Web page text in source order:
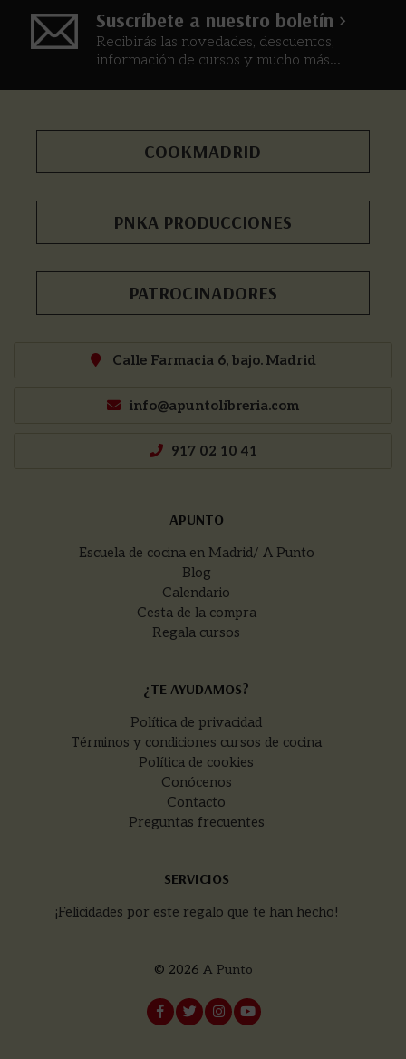
Suscríbete a nuestro boletín >
Recibirás las novedades, descuentos,
información de cursos y mucho más...
COOKMADRID
PNKA PRODUCCIONES
PATROCINADORES
Calle Farmacia 6, bajo. Madrid
info@apuntolibreria.com
917 02 10 41
APUNTO
Escuela de cocina en Madrid/ A Punto
Blog
Calendario
Cesta de la compra
Regala cursos
¿TE AYUDAMOS?
Política de privacidad
Términos y condiciones cursos de cocina
Política de cookies
Conócenos
Contacto
Preguntas frecuentes
SERVICIOS
¡Felicidades por este regalo que te han hecho!
© 2026 A Punto